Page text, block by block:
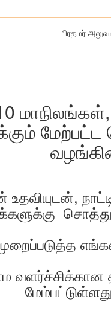
பிரதமர்
10
எங்கள்